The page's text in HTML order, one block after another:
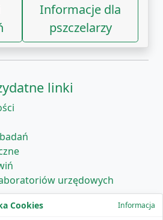
Cookies Informacja
Informacje dla
pszczelarzy
linki
urzędowych